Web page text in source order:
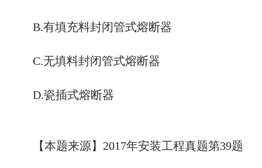
B.有填充料封闭管式熔断器
C.无填料封闭管式熔断器
D.瓷插式熔断器
【本题来源】2017年安装工程真题第39题